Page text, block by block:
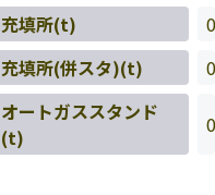
充填所(t)
0
充填所(併スタ)(t)
0
オートガススタンド
(t)
0